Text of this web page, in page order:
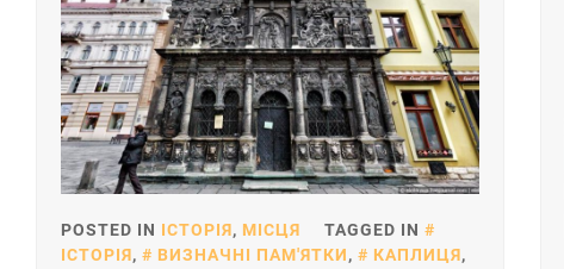
POSTED IN ІСТОРІЯ, МІСЦЯ
TAGGED IN
ІСТОРІЯ, ВИЗНАЧНІ ПАМ'ЯТКИ, КАПЛИЦЯ,